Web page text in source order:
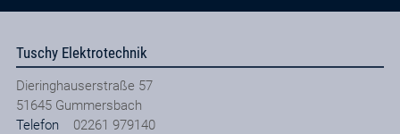
Tuschy Elektrotechnik
Dieringhauserstraße 57
51645 Gummersbach
Telefon
02261 979140